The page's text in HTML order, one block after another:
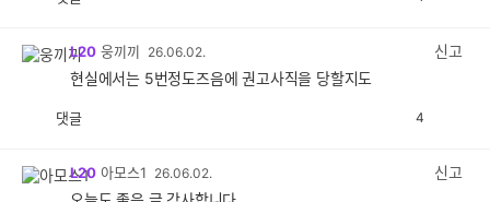
L20 웅끼끼 26.06.02.
신고
현실에서는 5번정도즈음에 권고사직을 당할지도
댓글 4
L20 아모스1 26.06.02.
신고